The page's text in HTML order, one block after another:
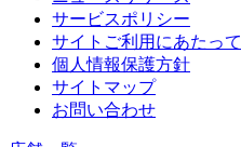
サービスポリシー
サイトご利用にあたって
個人情報保護方針
サイトマップ
お問い合わせ